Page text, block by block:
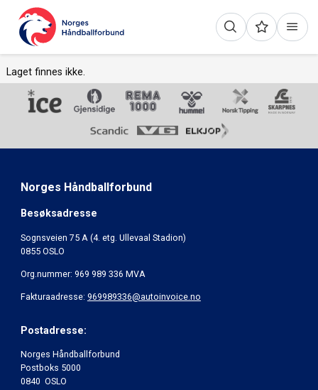
Laget finnes ikke.
Norges Håndballforbund
Besøksadresse
Sognsveien 75 A (4. etg. Ullevaal Stadion)
0855 OSLO
Org.nummer: 969 989 336 MVA
Fakturaadresse: 969989336@autoinvoice.no
Postadresse:
Norges Håndballforbund
Postboks 5000
0840 OSLO